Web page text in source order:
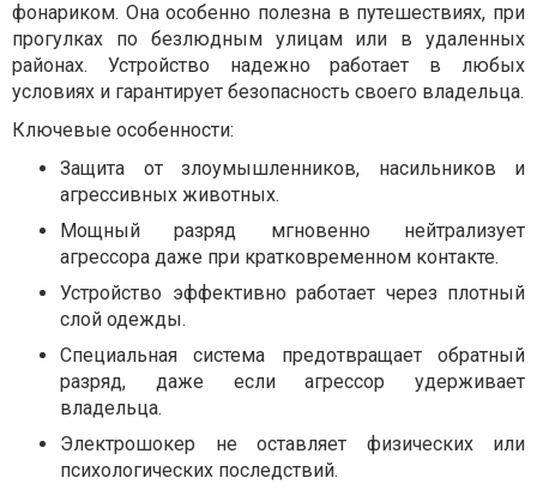
фонариком. Она особенно полезна в путешествиях, при
прогулках по безлюдным улицам или в удаленных
районах. Устройство надежно работает в любых
условиях и гарантирует безопасность своего владельца.
Ключевые особенности:
Защита от злоумышленников, насильников и
агрессивных животных.
Мощный разряд мгновенно нейтрализует
агрессора даже при кратковременном контакте.
Устройство эффективно работает через плотный
слой одежды.
Специальная система предотвращает обратный
разряд, даже если агрессор удерживает
владельца.
Электрошокер не оставляет физических или
психологических последствий.